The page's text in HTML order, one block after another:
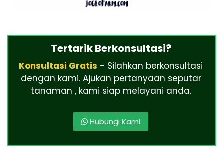
Tertarik Berkonsultasi?
Konsultasi Gratis - Silahkan berkonsultasi
dengan kami. Ajukan pertanyaan seputar
tanaman , kami siap melayani anda.
Hubungi Kami